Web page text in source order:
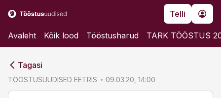
Telli
Avaleht Kõik lood Tööstusharud TARK TÖÖSTUS
Tagasi
TÖÖSTUSUUDISED EETRIS 09.03.20, 14:00